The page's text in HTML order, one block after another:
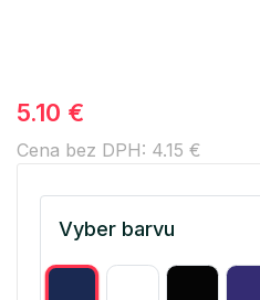
5.10 €
Cena bez DPH: 4.15 €
Vyber barvu